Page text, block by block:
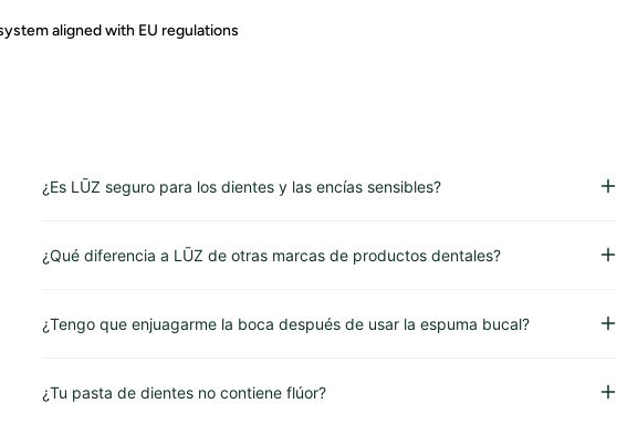
aligned with EU regulations
¿Es LŪZ seguro para los dientes y las encías sensibles?
¿Qué diferencia a LŪZ de otras marcas de productos dentales?
¿Tengo que enjuagarme la boca después de usar la espuma bucal?
¿Tu pasta de dientes no contiene flúor?